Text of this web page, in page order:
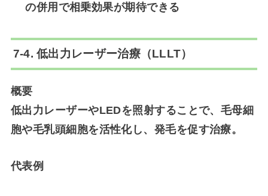
の併用で相乗効果が期待できる
7-4. 低出力レーザー治療（LLLT）
概要
低出力レーザーやLEDを照射することで、毛母細
胞や毛乳頭細胞を活性化し、発毛を促す治療。
代表例